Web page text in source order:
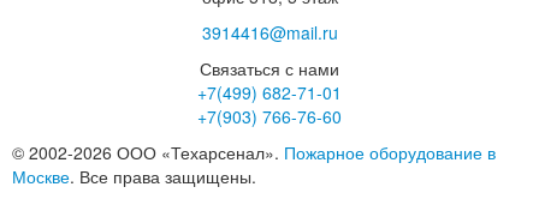
3914416@mail.ru
Связаться с нами
+7(499) 682-71-01
+7(903) 766-76-60
© 2002-2026 ООО «Техарсенал». Пожарное оборудование в
Москве. Все права защищены.